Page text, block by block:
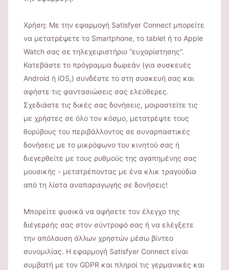
Χρήση: Με την εφαρμογή Satisfyer Connect μπορείτε
να μετατρέψετε το Smartphone, το tablet ή το Apple
Watch σας σε τηλεχειριστήριο “ευχαρίστησης”.
Κατεβάστε το πρόγραμμα δωρεάν (για συσκευές
Android ή iOS,) συνδέστε το στη συσκευή σας και
αφήστε τις φαντασιώσεις σας ελεύθερες.
Σχεδιάστε τις δικές σας δονήσεις, μοιραστείτε τις
με χρήστες σε όλο τον κόσμο, μετατρέψτε τους
θορύβους του περιβάλλοντος σε συναρπαστικές
δονήσεις με το μικρόφωνο του κινητού σας ή
διεγερθείτε με τους ρυθμούς της αγαπημένης σας
μουσικής - μετατρέποντας με ένα κλικ τραγούδια
από τη λίστα αναπαραγωγής σε δονήσεις!
Μπορείτε φυσικά να αφήσετε τον έλεγχο της
διέγερσής σας στον σύντροφό σας ή να ελέγξετε
την απόλαυση άλλων χρηστών μέσω βίντεο
συνομιλίας. Η εφαρμογή Satisfyer Connect είναι
συμβατή με τον GDPR και πληροί τις γερμανικές και